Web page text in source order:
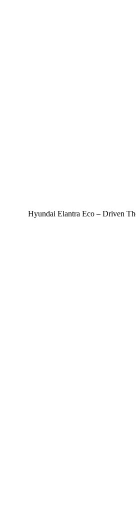
Hyundai Elantra Eco – Driven